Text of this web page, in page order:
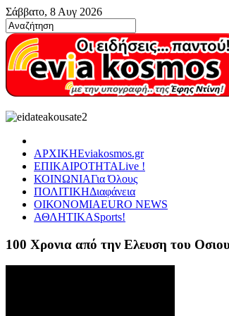
Σάββατο, 8 Αυγ 2026
ΑΡΧΙΚΗEviakosmos.gr
ΕΠΙΚΑΙΡΟΤΗΤΑLive !
ΚΟΙΝΩΝΙΑΓια Όλους
ΠΟΛΙΤΙΚΗΔιαφάνεια
ΟΙΚΟΝΟΜΙΑEURO NEWS
ΑΘΛΗΤΙΚΑSports!
100 Χρονια από την Ελευση του